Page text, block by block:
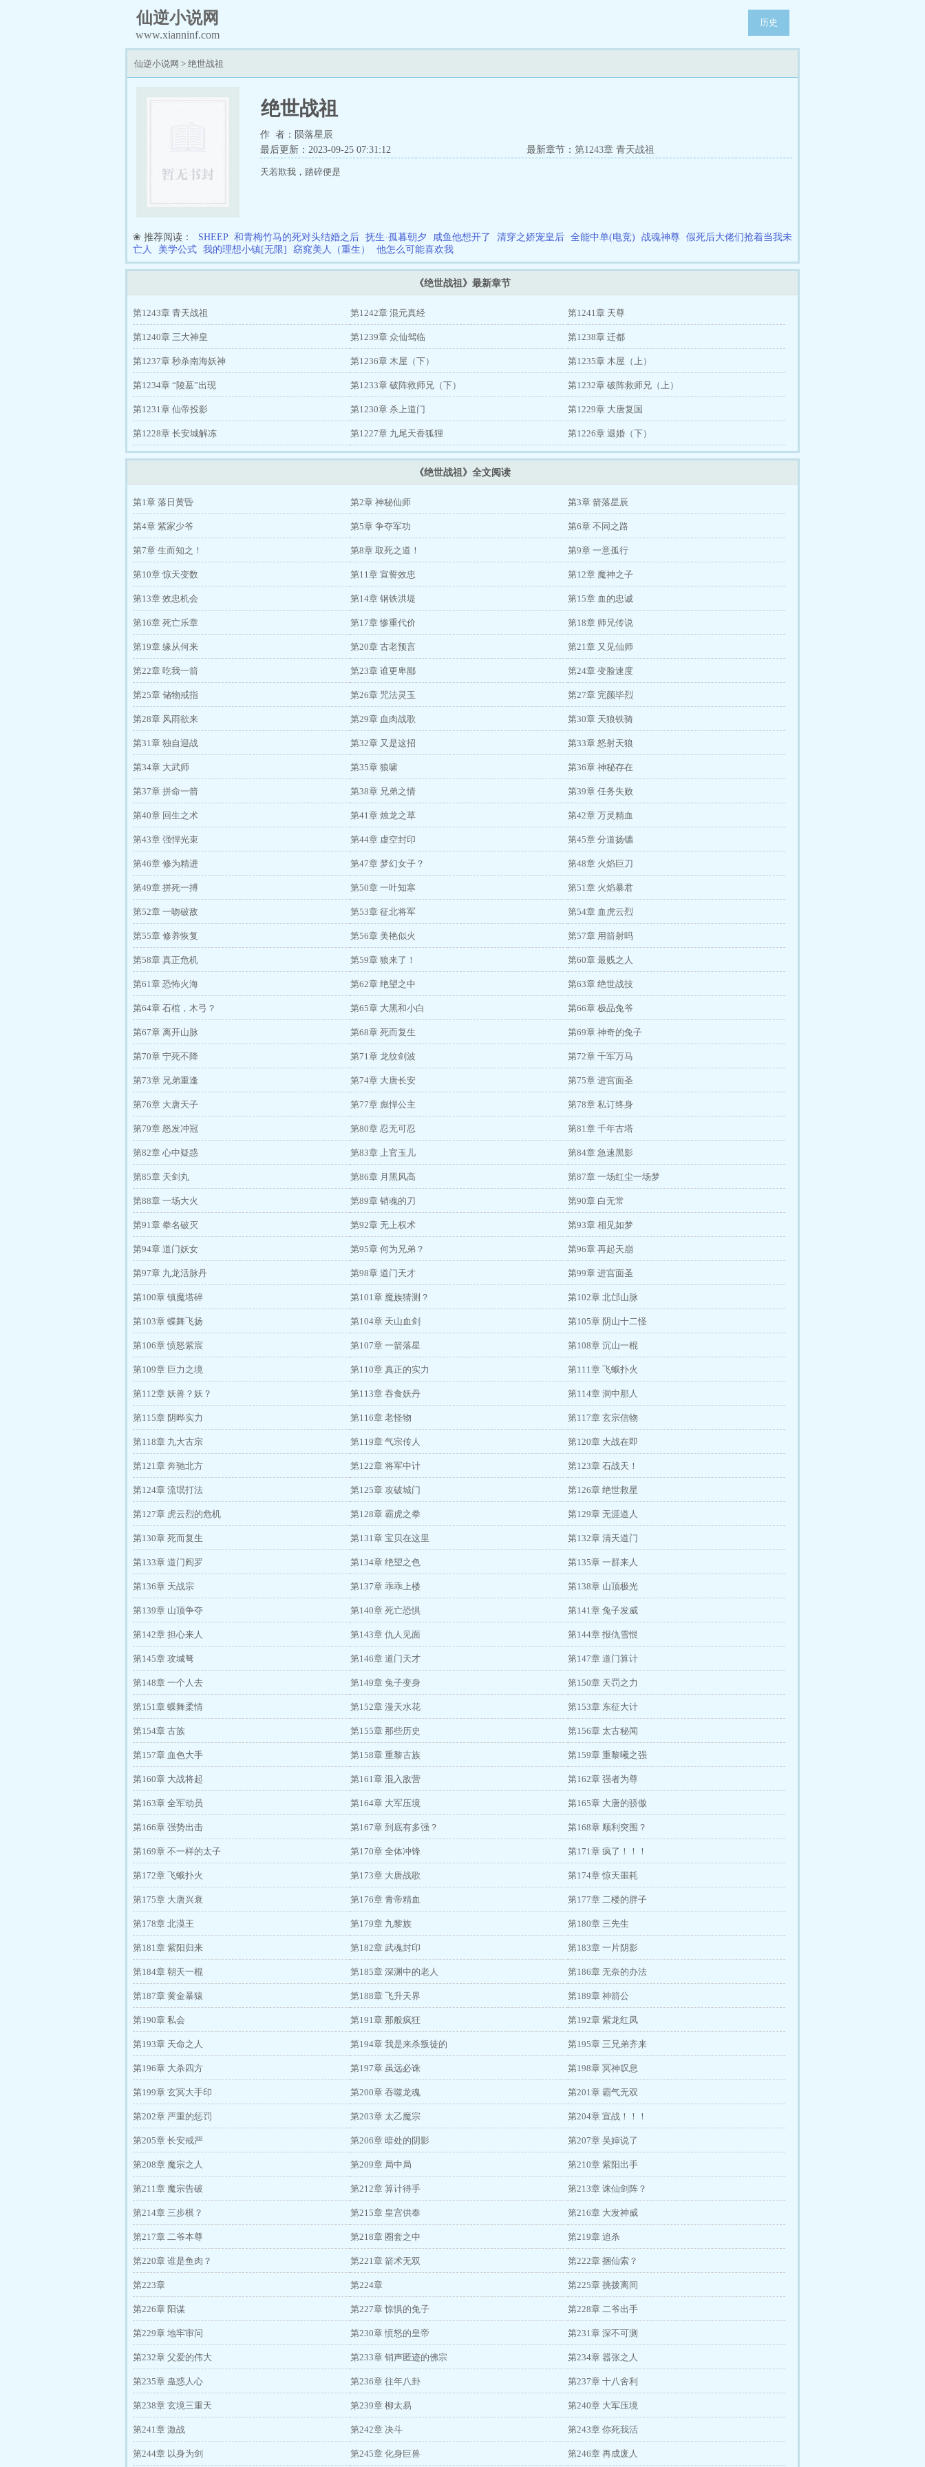
仙逆小说网
www.xianninf.com
历史
仙逆小说网 > 绝世战祖
绝世战祖
作 者：陨落星辰
最后更新：2023-09-25 07:31:12
最新章节： 第1243章 青天战祖
天若欺我，踏碎便是
❀ 推荐阅读： SHEEP 和青梅竹马的死对头结婚之后 抚生·孤暮朝夕 咸鱼他想开了 清穿之娇宠皇后 全能中单(电竞) 战魂神尊
假死后大佬们抢着当我未
亡人
美学公式 我的理想小镇[无限] 窈窕美人（重生） 他怎么可能喜欢我
《绝世战祖》最新章节
第1243章 青天战祖 第1242章 混元真经 第1241章 天尊
第1240章 三大神皇 第1239章 众仙驾临 第1238章 迁都
第1237章 秒杀南海妖神 第1236章 木屋（下） 第1235章 木屋（上）
第1234章 “陵墓”出现 第1233章 破阵救师兄（下） 第1232章 破阵救师兄（上）
第1231章 仙帝投影 第1230章 杀上道门 第1229章 大唐复国
第1228章 长安城解冻 第1227章 九尾天香狐狸 第1226章 退婚（下）
《绝世战祖》全文阅读
第1章 落日黄昏 第2章 神秘仙师 第3章 箭落星辰
第4章 紫家少爷 第5章 争夺军功 第6章 不同之路
第7章 生而知之！ 第8章 取死之道！ 第9章 一意孤行
第10章 惊天变数 第11章 宣誓效忠 第12章 魔神之子
第13章 效忠机会 第14章 钢铁洪堤 第15章 血的忠诚
第16章 死亡乐章 第17章 惨重代价 第18章 师兄传说
第19章 缘从何来 第20章 古老预言 第21章 又见仙师
第22章 吃我一箭 第23章 谁更卑鄙 第24章 变脸速度
第25章 储物戒指 第26章 咒法灵玉 第27章 完颜毕烈
第28章 风雨欲来 第29章 血肉战歌 第30章 天狼铁骑
第31章 独自迎战 第32章 又是这招 第33章 怒射天狼
第34章 大武师 第35章 狼啸 第36章 神秘存在
第37章 拼命一箭 第38章 兄弟之情 第39章 任务失败
第40章 回生之术 第41章 烛龙之草 第42章 万灵精血
第43章 强悍光束 第44章 虚空封印 第45章 分道扬镳
第46章 修为精进 第47章 梦幻女子？ 第48章 火焰巨刀
第49章 拼死一搏 第50章 一叶知寒 第51章 火焰暴君
第52章 一吻破敌 第53章 征北将军 第54章 血虎云烈
第55章 修养恢复 第56章 美艳似火 第57章 用箭射吗
第58章 真正危机 第59章 狼来了！ 第60章 最贱之人
第61章 恐怖火海 第62章 绝望之中 第63章 绝世战技
第64章 石棺，木弓？ 第65章 大黑和小白 第66章 极品兔爷
第67章 离开山脉 第68章 死而复生 第69章 神奇的兔子
第70章 宁死不降 第71章 龙纹剑波 第72章 千军万马
第73章 兄弟重逢 第74章 大唐长安 第75章 进宫面圣
第76章 大唐天子 第77章 彪悍公主 第78章 私订终身
第79章 怒发冲冠 第80章 忍无可忍 第81章 千年古塔
第82章 心中疑惑 第83章 上官玉儿 第84章 急速黑影
第85章 天剑丸 第86章 月黑风高 第87章 一场红尘一场梦
第88章 一场大火 第89章 销魂的刀 第90章 白无常
第91章 拳名破灭 第92章 无上权术 第93章 相见如梦
第94章 道门妖女 第95章 何为兄弟？ 第96章 再起天崩
第97章 九龙活脉丹 第98章 道门天才 第99章 进宫面圣
第100章 镇魔塔碎 第101章 魔族猜测？ 第102章 北邙山脉
第103章 蝶舞飞扬 第104章 天山血剑 第105章 阴山十二怪
第106章 愤怒紫宸 第107章 一箭落星 第108章 沉山一棍
第109章 巨力之境 第110章 真正的实力 第111章 飞蛾扑火
第112章 妖兽？妖？ 第113章 吞食妖丹 第114章 洞中那人
第115章 阴晔实力 第116章 老怪物 第117章 玄宗信物
第118章 九大古宗 第119章 气宗传人 第120章 大战在即
第121章 奔驰北方 第122章 将军中计 第123章 石战天！
第124章 流氓打法 第125章 攻破城门 第126章 绝世救星
第127章 虎云烈的危机 第128章 霸虎之拳 第129章 无涯道人
第130章 死而复生 第131章 宝贝在这里 第132章 清天道门
第133章 道门阎罗 第134章 绝望之色 第135章 一群来人
第136章 天战宗 第137章 乖乖上楼 第138章 山顶极光
第139章 山顶争夺 第140章 死亡恐惧 第141章 兔子发威
第142章 担心来人 第143章 仇人见面 第144章 报仇雪恨
第145章 攻城弩 第146章 道门天才 第147章 道门算计
第148章 一个人去 第149章 兔子变身 第150章 天罚之力
第151章 蝶舞柔情 第152章 漫天水花 第153章 东征大计
第154章 古族 第155章 那些历史 第156章 太古秘闻
第157章 血色大手 第158章 重黎古族 第159章 重黎曦之强
第160章 大战将起 第161章 混入敌营 第162章 强者为尊
第163章 全军动员 第164章 大军压境 第165章 大唐的骄傲
第166章 强势出击 第167章 到底有多强？ 第168章 顺利突围？
第169章 不一样的太子 第170章 全体冲锋 第171章 疯了！！！
第172章 飞蛾扑火 第173章 大唐战歌 第174章 惊天噩耗
第175章 大唐兴衰 第176章 青帝精血 第177章 二楼的胖子
第178章 北漠王 第179章 九黎族 第180章 三先生
第181章 紫阳归来 第182章 武魂封印 第183章 一片阴影
第184章 朝天一棍 第185章 深渊中的老人 第186章 无奈的办法
第187章 黄金暴猿 第188章 飞升天界 第189章 神箭公
第190章 私会 第191章 那般疯狂 第192章 紫龙红凤
第193章 天命之人 第194章 我是来杀叛徒的 第195章 三兄弟齐来
第196章 大杀四方 第197章 虽远必诛 第198章 冥神叹息
第199章 玄冥大手印 第200章 吞噬龙魂 第201章 霸气无双
第202章 严重的惩罚 第203章 太乙魔宗 第204章 宣战！！！
第205章 长安戒严 第206章 暗处的阴影 第207章 吴婶说了
第208章 魔宗之人 第209章 局中局 第210章 紫阳出手
第211章 魔宗告破 第212章 算计得手 第213章 诛仙剑阵？
第214章 三步棋？ 第215章 皇宫供奉 第216章 大发神威
第217章 二爷本尊 第218章 圈套之中 第219章 追杀
第220章 谁是鱼肉？ 第221章 箭术无双 第222章 捆仙索？
第223章 第224章 第225章 挑拨离间
第226章 阳谋 第227章 惊惧的兔子 第228章 二爷出手
第229章 地牢审问 第230章 愤怒的皇帝 第231章 深不可测
第232章 父爱的伟大 第233章 销声匿迹的佛宗 第234章 嚣张之人
第235章 蛊惑人心 第236章 往年八卦 第237章 十八舍利
第238章 玄境三重天 第239章 柳太易 第240章 大军压境
第241章 激战 第242章 决斗 第243章 你死我活
第244章 以身为剑 第245章 化身巨兽 第246章 再成废人